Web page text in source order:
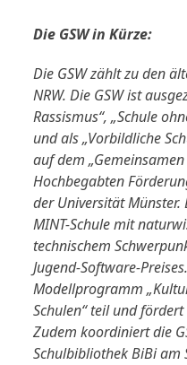
Die GSW in Kürze:
Die GSW zählt zu den
NRW. Die GSW ist
Rassismus“, „Schule
und als „Vorbildliche
auf dem
Hochbegabten
der Universität Münster.
MINT-Schule mit
technischem
Jugend-Software-
Modellprogramm
Schulen“ teil und
Zudem koordiniert die
Schulbibliothek BiBi am